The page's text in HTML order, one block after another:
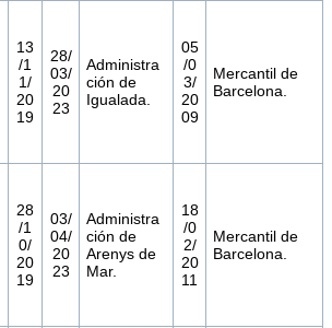
13
/1
1/
20
19
28/
03/
20
23
Administra
ción de
Igualada.
05
/0
3/
20
09
Mercantil de
Barcelona.
28
/1
0/
20
19
03/
04/
20
23
Administra
ción de
Arenys de
Mar.
18
/0
2/
20
11
Mercantil de
Barcelona.